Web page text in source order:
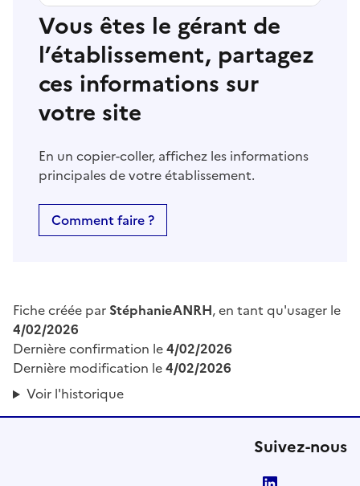
Vous êtes le gérant de
l’établissement, partagez
ces informations sur
votre site
En un copier-coller, affichez les informations
principales de votre établissement.
Comment faire ?
Fiche créée par StéphanieANRH, en tant qu'usager le
4/02/2026
Dernière confirmation le4/02/2026
Dernière modification le4/02/2026
Voir l'historique
Suivez-nous